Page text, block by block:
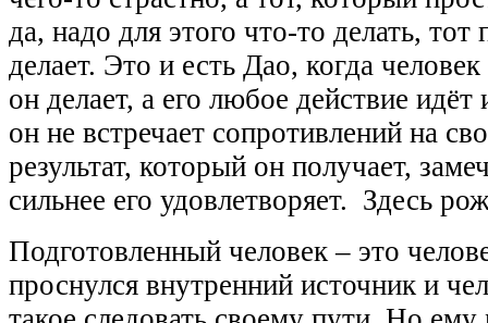
да, надо для этого что-то делать, тот
делает. Это и есть Дао, когда
он делает, а его любое действие
он не встречает сопротивлений на
результат, который он получает,
сильнее его удовлетворяет. Здесь
Подготовленный человек – это
проснулся внутренний источник и